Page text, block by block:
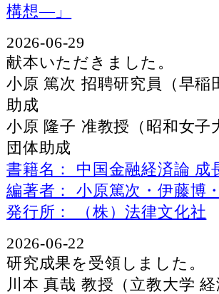
構想―」
2026-06-29
献本いただきました。
小原 篤次 招聘研究員（早
助成
小原 隆子 准教授（昭和女
団体助成
書籍名： 中国金融経済論
編著者： 小原篤次・伊藤博
発行所： （株）法律文化社
2026-06-22
研究成果を受領しました。
川本 真哉 教授（立教大学